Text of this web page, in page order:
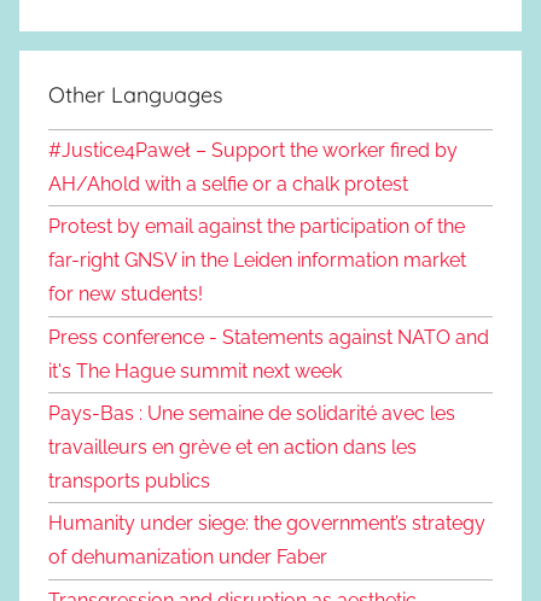
Other Languages
#Justice4Paweł – Support the worker fired by
AH/Ahold with a selfie or a chalk protest
Protest by email against the participation of the
far-right GNSV in the Leiden information market
for new students!
Press conference - Statements against NATO and
it's The Hague summit next week
Pays-Bas : Une semaine de solidarité avec les
travailleurs en grève et en action dans les
transports publics
Humanity under siege: the government’s strategy
of dehumanization under Faber